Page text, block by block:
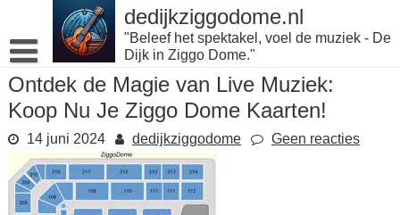
inhoud
gaan
dedijkziggodome.nl
"Beleef het spektakel, voel de muziek - De
Dijk in Ziggo Dome."
Ontdek de Magie van Live Muziek:
Koop Nu Je Ziggo Dome Kaarten!
14 juni 2024 dedijkziggodome Geen reacties